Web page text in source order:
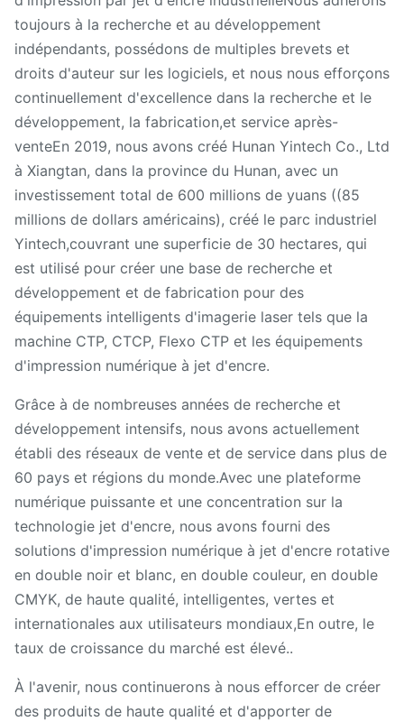
toujours à la recherche et au développement
indépendants, possédons de multiples brevets et
droits d'auteur sur les logiciels, et nous nous efforçons
continuellement d'excellence dans la recherche et le
développement, la fabrication,et service après-
venteEn 2019, nous avons créé Hunan Yintech Co., Ltd
à Xiangtan, dans la province du Hunan, avec un
investissement total de 600 millions de yuans ((85
millions de dollars américains), créé le parc industriel
Yintech,couvrant une superficie de 30 hectares, qui
est utilisé pour créer une base de recherche et
développement et de fabrication pour des
équipements intelligents d'imagerie laser tels que la
machine CTP, CTCP, Flexo CTP et les équipements
d'impression numérique à jet d'encre.
Grâce à de nombreuses années de recherche et
développement intensifs, nous avons actuellement
établi des réseaux de vente et de service dans plus de
60 pays et régions du monde.Avec une plateforme
numérique puissante et une concentration sur la
technologie jet d'encre, nous avons fourni des
solutions d'impression numérique à jet d'encre rotative
en double noir et blanc, en double couleur, en double
CMYK, de haute qualité, intelligentes, vertes et
internationales aux utilisateurs mondiaux,En outre, le
taux de croissance du marché est élevé..
À l'avenir, nous continuerons à nous efforcer de créer
des produits de haute qualité et d'apporter de